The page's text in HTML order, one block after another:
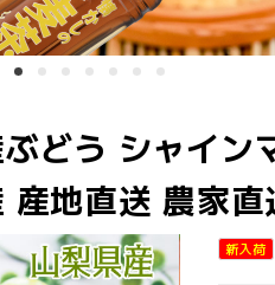
ぶどう シャイ
産地直送 農家直
新入荷